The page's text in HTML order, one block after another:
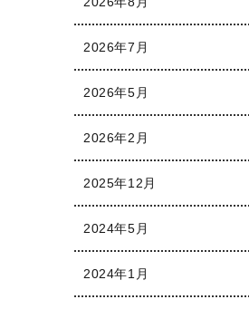
2026年7月
2026年5月
2026年2月
2025年12月
2024年5月
2024年1月